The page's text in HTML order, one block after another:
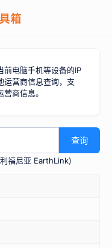
前电脑手机等设备的IP
运营商信息查询，支
商信息。
查询
福尼亚 EarthLink)